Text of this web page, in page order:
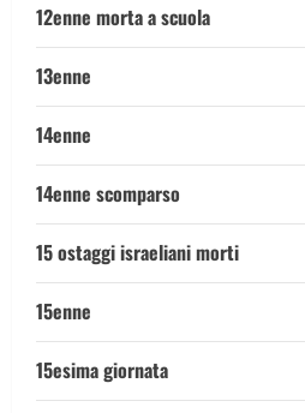
12enne morta a scuola
13enne
14enne
14enne scomparso
15 ostaggi israeliani morti
15enne
15esima giornata